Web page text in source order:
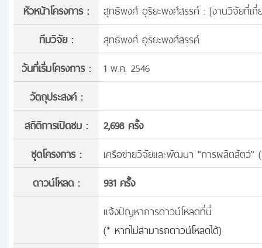
หัวหน้าโครงการ :
สุทธิพงศ์ อุริยะพงศ์สรรค์ : [งานวิจัยที่เ
ทีมวิจัย :
สุทธิพงศ์ อุริยะพงศ์สรรค์
วันที่เริ่มโครงการ :
1 พ.ค. 2546
วัตถุประสงค์ :
สถิติการเปิดชม :
2,698 ครั้ง
ชุดโครงการ :
เครือข่ายวิจัยและพัฒนา "การผลิตสัตว์"
ดาวน์โหลด :
931 ครั้้ง
แจ้งปัญหาการดาวน์โหลดที่นี่
(* หากไม่สามารถดาวน์โหลดได้)